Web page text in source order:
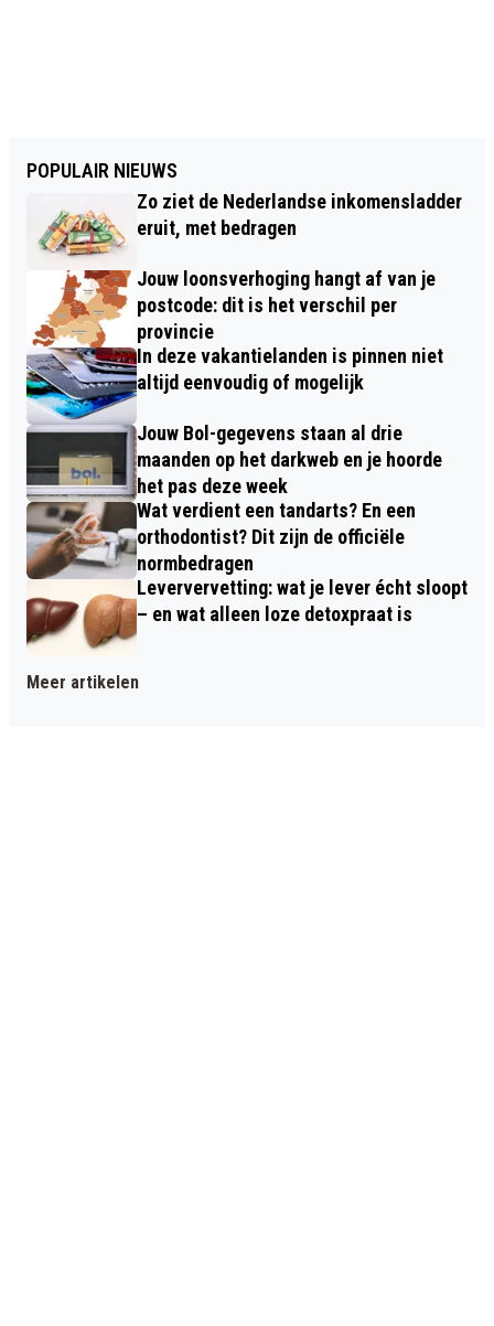
POPULAIR NIEUWS
Zo ziet de Nederlandse inkomensladder
eruit, met bedragen
Jouw loonsverhoging hangt af van je
postcode: dit is het verschil per
provincie
In deze vakantielanden is pinnen niet
altijd eenvoudig of mogelijk
Jouw Bol-gegevens staan al drie
maanden op het darkweb en je hoorde
het pas deze week
Wat verdient een tandarts? En een
orthodontist? Dit zijn de officiële
normbedragen
Leververvetting: wat je lever écht sloopt
– en wat alleen loze detoxpraat is
Meer artikelen